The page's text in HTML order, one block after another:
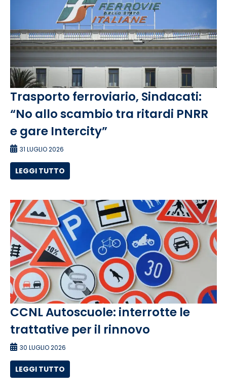
Trasporto ferroviario, Sindacati:
“No allo scambio tra ritardi PNRR
e gare Intercity”
31 LUGLIO 2026
LEGGI TUTTO
CCNL Autoscuole: interrotte le
trattative per il rinnovo
30 LUGLIO 2026
LEGGI TUTTO